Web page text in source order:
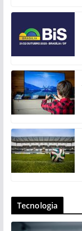
Tecnologia